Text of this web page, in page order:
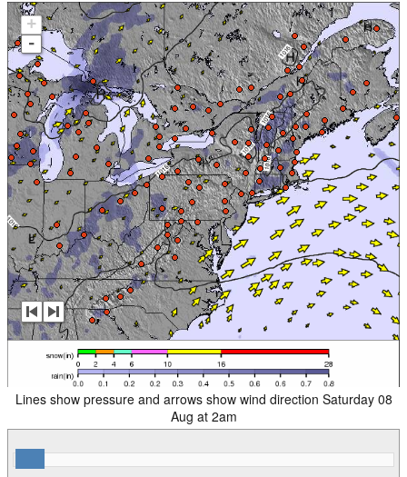
+
-
Lines show pressure and arrows show wind direction Saturday 08
Aug at 2am